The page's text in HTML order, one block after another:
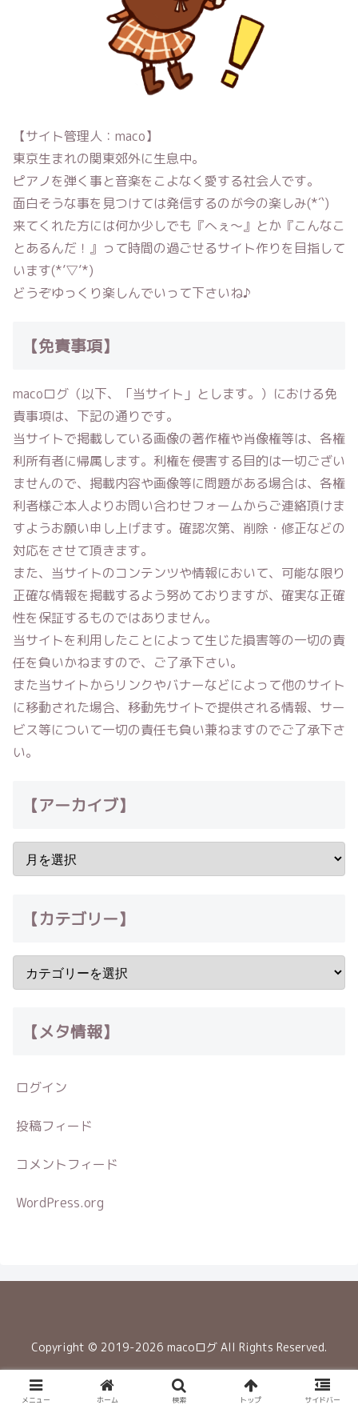
【サイト管理人：maco】
東京生まれの関東郊外に生息中。
ピアノを弾く事と音楽をこよなく愛する社会人です。
面白そうな事を見つけては発信するのが今の楽しみ(*´`)
来てくれた方には何か少しでも『へぇ〜』とか『こんなこ
とあるんだ！』って時間の過ごせるサイト作りを目指して
います(*’▽’*)
どうぞゆっくり楽しんでいって下さいね♪
【免責事項】
macoログ （以下、「当サイト」とします。）における免
責事項は、下記の通りです。
当サイトで掲載している画像の著作権や肖像権等は、各権
利所有者に帰属します。利権を侵害する目的は一切ござい
ませんので、掲載内容や画像等に問題がある場合は、各権
利者様ご本人よりお問い合わせフォームからご連絡頂けま
すようお願い申し上げます。確認次第、削除・修正などの
対応をさせて頂きます。
また、当サイトのコンテンツや情報において、可能な限り
正確な情報を掲載するよう努めておりますが、確実な正確
性を保証するものではありません。
当サイトを利用したことによって生じた損害等の一切の責
任を負いかねますので、ご了承下さい。
また当サイトからリンクやバナーなどによって他のサイト
に移動された場合、移動先サイトで提供される情報、サー
ビス等について一切の責任も負い兼ねますのでご了承下さ
い。
【アーカイブ】
【カテゴリー】
【メタ情報】
ログイン
投稿フィード
コメントフィード
WordPress.org
Copyright © 2019-2026 macoログ All Rights Reserved.
メニュー ホーム 検索 トップ サイドバー